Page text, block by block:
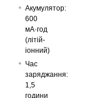
Акумулятор:
600
мА·год
(літій-
іонний)
Час
заряджання:
1,5
години